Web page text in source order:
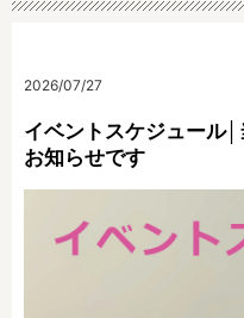
で
2026/07/27
イベントスケジュール
お知らせです